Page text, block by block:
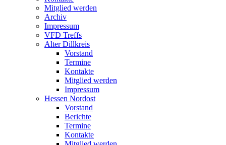
Mitglied werden
Archiv
Impressum
VFD Treffs
Alter Dillkreis
Vorstand
Termine
Kontakte
Mitglied werden
Impressum
Hessen Nordost
Vorstand
Berichte
Termine
Kontakte